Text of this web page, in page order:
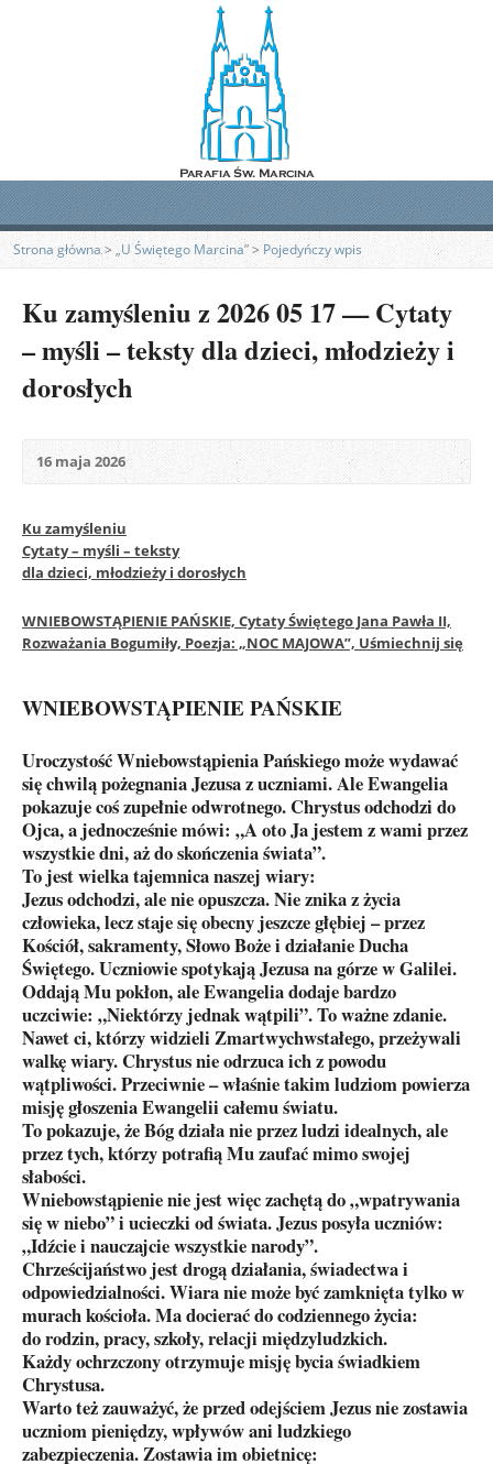
Strona główna> „U Świętego Marcina” >Pojedyńczy wpis
Ku zamyśleniu z 2026 05 17 — Cytaty
– myśli – teksty dla dzieci, młodzieży i
dorosłych
16 maja 2026
Ku zamyśleniu
Cytaty – myśli – teksty
dla dzieci, młodzieży i dorosłych
WNIEBOWSTĄPIENIE PAŃSKIE, Cytaty Świętego Jana Pawła II,
Rozważania Bogumiły, Poezja: „NOC MAJOWA”, Uśmiechnij się
WNIEBOWSTĄPIENIE PAŃSKIE
Uroczystość Wniebowstąpienia Pańskiego może wydawać
się chwilą pożegnania Jezusa z uczniami. Ale Ewangelia
pokazuje coś zupełnie odwrotnego. Chrystus odchodzi do
Ojca, a jednocześnie mówi: „A oto Ja jestem z wami przez
wszystkie dni, aż do skończenia świata”.
To jest wielka tajemnica naszej wiary:
Jezus odchodzi, ale nie opuszcza. Nie znika z życia
człowieka, lecz staje się obecny jeszcze głębiej – przez
Kościół, sakramenty, Słowo Boże i działanie Ducha
Świętego. Uczniowie spotykają Jezusa na górze w Galilei.
Oddają Mu pokłon, ale Ewangelia dodaje bardzo
uczciwie: „Niektórzy jednak wątpili”. To ważne zdanie.
Nawet ci, którzy widzieli Zmartwychwstałego, przeżywali
walkę wiary. Chrystus nie odrzuca ich z powodu
wątpliwości. Przeciwnie – właśnie takim ludziom powierza
misję głoszenia Ewangelii całemu światu.
To pokazuje, że Bóg działa nie przez ludzi idealnych, ale
przez tych, którzy potrafią Mu zaufać mimo swojej
słabości.
Wniebowstąpienie nie jest więc zachętą do „wpatrywania
się w niebo” i ucieczki od świata. Jezus posyła uczniów:
„Idźcie i nauczajcie wszystkie narody”.
Chrześcijaństwo jest drogą działania, świadectwa i
odpowiedzialności. Wiara nie może być zamknięta tylko w
murach kościoła. Ma docierać do codziennego życia:
do rodzin, pracy, szkoły, relacji międzyludzkich.
Każdy ochrzczony otrzymuje misję bycia świadkiem
Chrystusa.
Warto też zauważyć, że przed odejściem Jezus nie zostawia
uczniom pieniędzy, wpływów ani ludzkiego
zabezpieczenia. Zostawia im obietnicę: